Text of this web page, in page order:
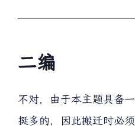
二编
不对，由于本主题具备
挺多的，因此搬迁时必